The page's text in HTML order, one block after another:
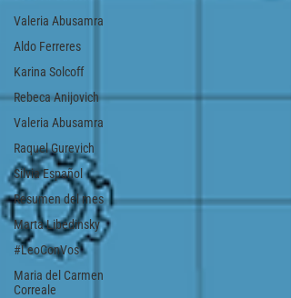
Valeria Abusamra
Aldo Ferreres
Karina Solcoff
Rebeca Anijovich
Valeria Abusamra
Raquel Gurevich
Silvia Español
Resumen del mes
Marta Libedinsky
#LeoConVos
Maria del Carmen
Correale